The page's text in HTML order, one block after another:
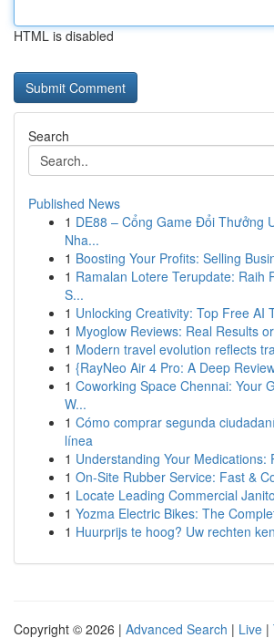
HTML is disabled
Search
Published News
1 DE88 – Cổng Game Đổi Thưởng
Nha...
1 Boosting Your Profits: Selling
1 Ramalan Lotere Terupdate: Raih
S...
1 Unlocking Creativity: Top Free AI
1 Myoglow Reviews: Real Results
1 Modern travel evolution reflects
1 {RayNeo Air 4 Pro: A Deep
1 Coworking Space Chennai: Your
W...
1 Cómo comprar segunda
línea
1 Understanding Your Medications:
1 On-Site Rubber Service: Fast &
1 Locate Leading Commercial
1 Yozma Electric Bikes: The
1 Huurprijs te hoog? Uw rechten
Copyright © 2026 | Advanced Search | Live |